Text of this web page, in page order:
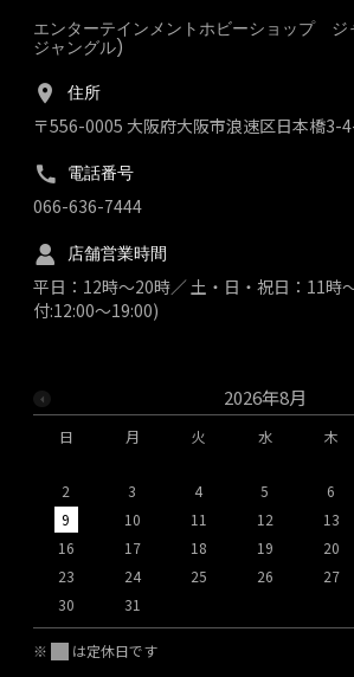
2026年8月
日 月 火 水 木
2
3 4 5 6
9
10 11 12 13
16
17 18 19 20
23
24 25 26 27
30
31
※ は定休日です
エンターテインメントホビーショップ ジ
ジャングル)
住所
〒556-0005 大阪府大阪市浪速区日本橋3-
電話番号
066-636-7444
店舗営業時間
平日：12時～20時／ 土・日・祝日：11
付:12:00～19:00)